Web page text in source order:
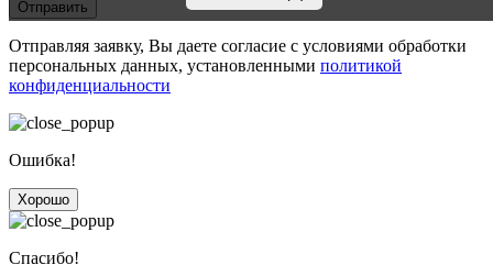
Отправить
Отправляя заявку, Вы даете согласие с условиями обработки
персональных данных, установленными политикой
конфиденциальности
Ошибка!
Хорошо
Спасибо!